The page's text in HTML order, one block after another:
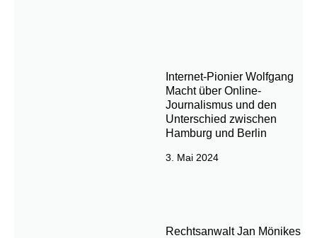
Internet-Pionier Wolfgang
Macht über Online-
Journalismus und den
Unterschied zwischen
Hamburg und Berlin
3. Mai 2024
Rechtsanwalt Jan Mönikes